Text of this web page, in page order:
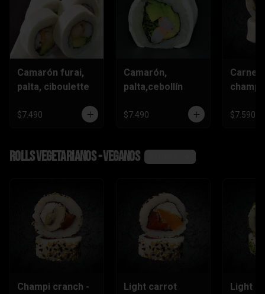
Camarón furai,
palta, ciboulette
$7.490
Camarón,
palta,cebollín
$7.490
Carne,
$7.590
Rolls vegetarianos - veganos
Champi cranch -
Light carrot
Light